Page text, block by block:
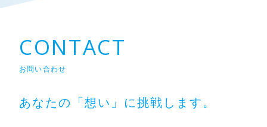
CONTACT
お問い合わせ
あなたの「想い」に挑戦します。